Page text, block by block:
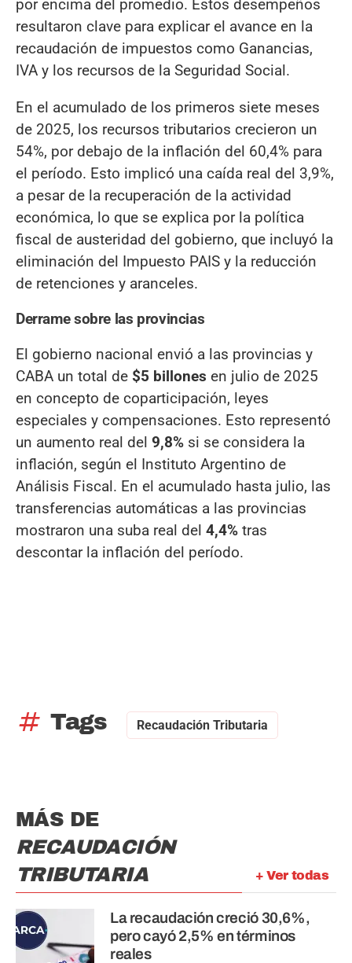
por encima del promedio. Estos desempeños
resultaron clave para explicar el avance en la
recaudación de impuestos como Ganancias,
IVA y los recursos de la Seguridad Social.
En el acumulado de los primeros siete meses
de 2025, los recursos tributarios crecieron un
54%, por debajo de la inflación del 60,4% para
el período. Esto implicó una caída real del 3,9%,
a pesar de la recuperación de la actividad
económica, lo que se explica por la política
fiscal de austeridad del gobierno, que incluyó la
eliminación del Impuesto PAIS y la reducción
de retenciones y aranceles.
Derrame sobre las provincias
El gobierno nacional envió a las provincias y
CABA un total de $5 billones en julio de 2025
en concepto de coparticipación, leyes
especiales y compensaciones. Esto representó
un aumento real del 9,8% si se considera la
inflación, según el Instituto Argentino de
Análisis Fiscal. En el acumulado hasta julio, las
transferencias automáticas a las provincias
mostraron una suba real del 4,4% tras
descontar la inflación del período.
tag Tags Recaudación Tributaria
+ Ver todas
MÁS DE
RECAUDACIÓN
TRIBUTARIA
La recaudación creció 30,6%,
pero cayó 2,5% en términos
reales